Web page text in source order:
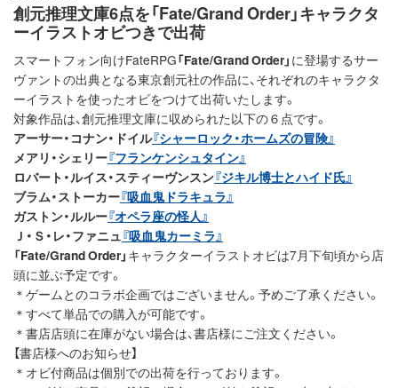
創元推理文庫6点を「Fate/Grand Order」キャラクタ
ーイラストオビつきで出荷
スマートフォン向けFateRPG「Fate/Grand Order」 に登場するサー
ヴァントの出典となる東京創元社の作品に、それぞれのキャラクタ
ーイラストを使ったオビをつけて出荷いたします。
対象作品は、創元推理文庫に収められた以下の６点です。
アーサー・コナン・ドイル『シャーロック・ホームズの冒険』
メアリ・シェリー『フランケンシュタイン』
ロバート・ルイス・スティーヴンスン『ジキル博士とハイド氏』
ブラム・ストーカー『吸血鬼ドラキュラ』
ガストン・ルルー『オペラ座の怪人』
Ｊ・Ｓ・レ・ファニュ『吸血鬼カーミラ』
「Fate/Grand Order」 キャラクターイラストオビは7月下旬頃から店
頭に並ぶ予定です。
＊ゲームとのコラボ企画ではございません。予めご了承ください。
＊すべて単品での購入が可能です。
＊書店店頭に在庫がない場合は、書店様にご注文ください。
【書店様へのお知らせ】
＊オビ付商品は個別での出荷を行っております。